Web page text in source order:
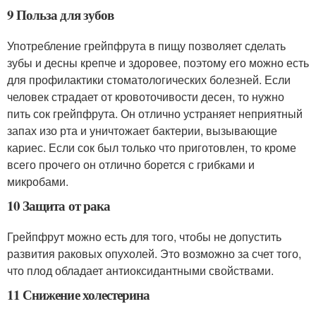
9 Польза для зубов
Употребление грейпфрута в пищу позволяет сделать
зубы и десны крепче и здоровее, поэтому его можно есть
для профилактики стоматологических болезней. Если
человек страдает от кровоточивости десен, то нужно
пить сок грейпфрута. Он отлично устраняет неприятный
запах изо рта и уничтожает бактерии, вызывающие
кариес. Если сок был только что приготовлен, то кроме
всего прочего он отлично борется с грибками и
микробами.
10 Защита от рака
Грейпфрут можно есть для того, чтобы не допустить
развития раковых опухолей. Это возможно за счет того,
что плод обладает антиоксидантными свойствами.
11 Снижение холестерина